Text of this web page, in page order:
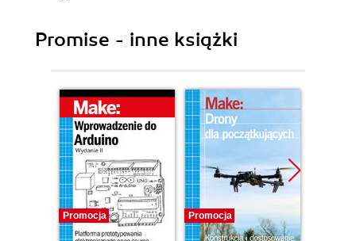
Promise - inne książki
Promocja Promocja